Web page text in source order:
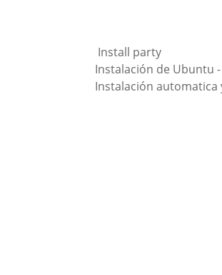
Install party
Instalación de Ubuntu
Instalación automatica